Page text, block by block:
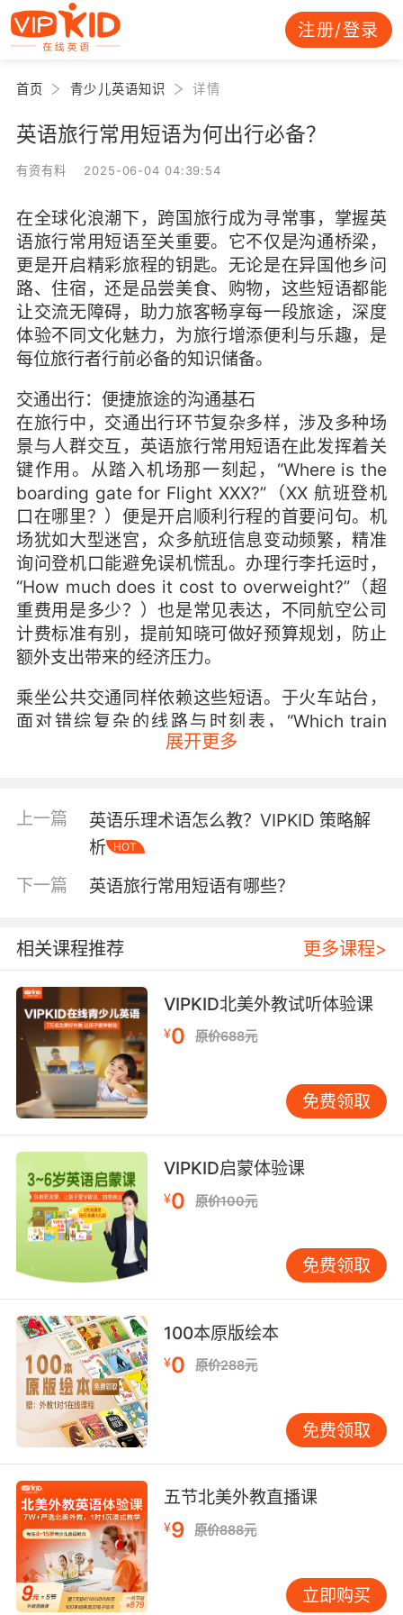
注册/登录
首页 青少儿英语知识 详情
英语旅行常用短语为何出行必备？
有资有料 2025-06-04 04:39:54
在全球化浪潮下，跨国旅行成为寻常事，掌握英
语旅行常用短语至关重要。它不仅是沟通桥梁，
更是开启精彩旅程的钥匙。无论是在异国他乡问
路、住宿，还是品尝美食、购物，这些短语都能
让交流无障碍，助力旅客畅享每一段旅途，深度
体验不同文化魅力，为旅行增添便利与乐趣，是
每位旅行者行前必备的知识储备。
交通出行：便捷旅途的沟通基石
在旅行中，交通出行环节复杂多样，涉及多种场
景与人群交互，英语旅行常用短语在此发挥着关
键作用。从踏入机场那一刻起，“Where is the
boarding gate for Flight XXX?”（XX 航班登机
口在哪里？）便是开启顺利行程的首要问句。机
场犹如大型迷宫，众多航班信息变动频繁，精准
询问登机口能避免误机慌乱。办理行李托运时，
“How much does it cost to overweight?”（超
重费用是多少？）也是常见表达，不同航空公司
计费标准有别，提前知晓可做好预算规划，防止
额外支出带来的经济压力。
乘坐公共交通同样依赖这些短语。于火车站台，
面对错综复杂的线路与时刻表，“Which train
goes to XXX?”（哪趟火车去 XX？）能帮助筛选
XXX?”（能告诉我去 XX 在哪里下车吗？）向司机
或乘客求助，便能安心欣赏沿途风景，不必紧盯
站牌生怕错过。对于选择租车自驾的旅客，
“Where is the nearest gas station?”（最近的加
障行程连贯性。
住宿餐饮：舒适体验的言语保障
抵达目的地后，住宿安排首当其冲。走进酒店大
堂，“Do you have any vacant rooms?”（还有
空房吗？）简洁明了地表达需求，避免因满房而
无处安身。若对房间有特殊要求，如想俯瞰美
景，“Is there a room with a nice view?”（有风
景好的房间吗？）能让酒店工作人员按需调配，
提升住宿满意度。办理入住手续时，询问 “What
time is check - out?”（退房时间是几点？）可合
理规划行李收拾与后续行程，避免因超时产生额
外费用引发纠纷。
餐饮方面，英语短语助力舌尖上的探索。步入餐
厅，“May I see the menu, please?”（请给我菜
单好吗？）礼貌开启点餐序幕，各国菜单琳琅满
目，熟悉菜品英文表述才能选中心仪美味。遇到
特色菜肴不识，询问 “What's in this dish?”（这
道菜有什么？）既能了解食材构成，判断是否符
合自身口味与饮食禁忌，又能与服务员交流烹饪
手法，增添用餐趣味。用餐完毕，一句 “Could I
have the bill?”（请结账好吗？）自然终结用餐环
节，清晰表达消费结账意图，不让付款成为尴尬
收尾。
观光游览：深度探秘的文化钥匙
踏上观光之旅，英语旅行常用短语是解锁当地文
化宝藏的密钥。在著名景点门口，“What's the
展开更多
上一篇
英语乐理术语怎么教？VIPKID 策略解
析
HOT
下一篇 英语旅行常用短语有哪些？
相关课程推荐 更多课程>
VIPKID北美外教试听体验课
¥0 原价688元
免费领取
VIPKID启蒙体验课
¥0 原价100元
免费领取
100本原版绘本
¥0 原价288元
免费领取
五节北美外教直播课
¥9 原价888元
立即购买